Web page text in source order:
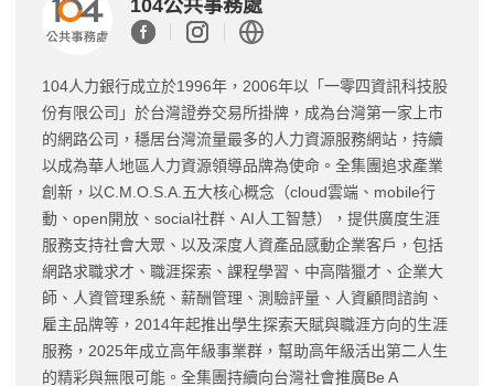
104公共事務處
104人力銀行成立於1996年，2006年以「一零四資訊科技股
份有限公司」於台灣證券交易所掛牌，成為台灣第一家上市
的網路公司，穩居台灣流量最多的人力資源服務網站，持續
以成為華人地區人力資源領導品牌為使命。全集團追求產業
創新，以C.M.O.S.A.五大核心概念（cloud雲端、mobile行
動、open開放、social社群、AI人工智慧），提供廣度生涯
服務支持社會大眾、以及深度人資產品感動企業客戶，包括
網路求職求才、職涯探索、課程學習、中高階獵才、企業大
師、人資管理系統、薪酬管理、測驗評量、人資顧問諮詢、
雇主品牌等，2014年起推出學生探索天賦與職涯方向的生涯
服務，2025年成立高年級事業群，幫助高年級活出第二人生
的精彩與無限可能。全集團持續向台灣社會推廣Be A